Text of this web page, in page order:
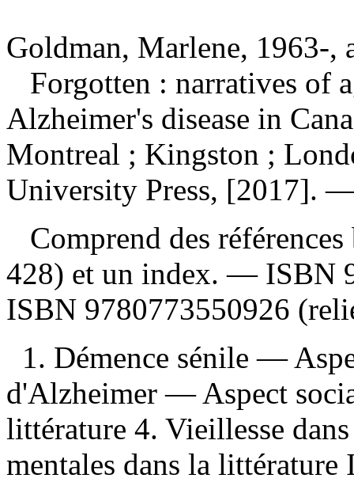
Goldman, Marlene, 1963-,
Forgotten : narratives of
Alzheimer's disease in
Montreal ; Kingston ;
University Press, [2017].
Comprend des
428) et un index. — ISBN
ISBN 9780773550926
1. Démence sénile —
d'Alzheimer — Aspect
littérature 4. Vieillesse
mentales dans la littérature